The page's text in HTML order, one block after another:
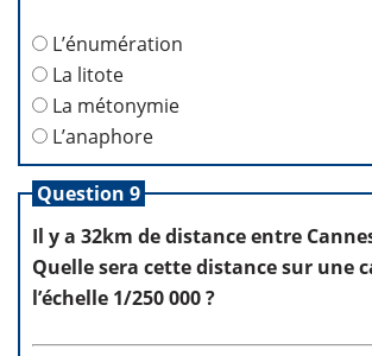
L’énumération
La litote
La métonymie
L’anaphore
Question 9
Il y a 32km de distance entre
Quelle sera cette distance sur une
l’échelle 1/250 000 ?